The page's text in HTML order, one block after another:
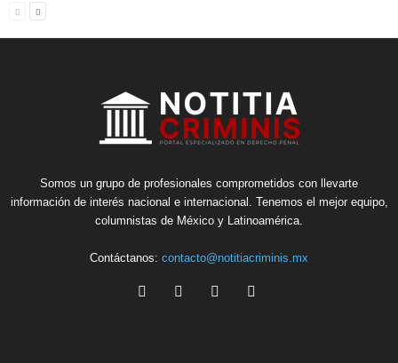
Somos un grupo de profesionales comprometidos con llevarte
información de interés nacional e internacional. Tenemos el mejor equipo,
columnistas de México y Latinoamérica.
Contáctanos: contacto@notitiacriminis.mx